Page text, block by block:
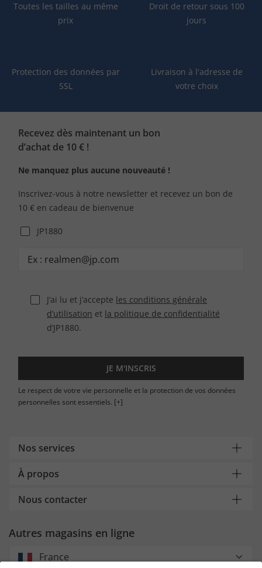
Toutes les tailles au même
prix
Droit de retour sous 100
jours
Protection des données par
SSL
Livraison à l'adresse de
votre choix
Recevez dès maintenant un bon
d’achat de 10 € !
Ne manquez plus aucune nouveauté !
Inscrivez-vous à notre newsletter et recevez un bon de
10 € en cadeau de bienvenue
JP1880
J’ai lu et j’accepte les conditions générale
d’utilisation et la politique de confidentialité
d’JP1880.
JE M'INSCRIS
Le respect de votre vie personnelle et la protection de vos données
personnelles sont essentiels. [+]
Nos services
À propos
Nous contacter
Autres magasins en ligne
France